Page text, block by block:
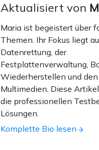
Aktualisiert von
Maria ist begeistert über
Themen. Ihr Fokus liegt
Datenrettung, der
Festplattenverwaltung,
Wiederherstellen und den
Multimedien. Diese
die professionellen
Lösungen.
Komplette Bio lesen